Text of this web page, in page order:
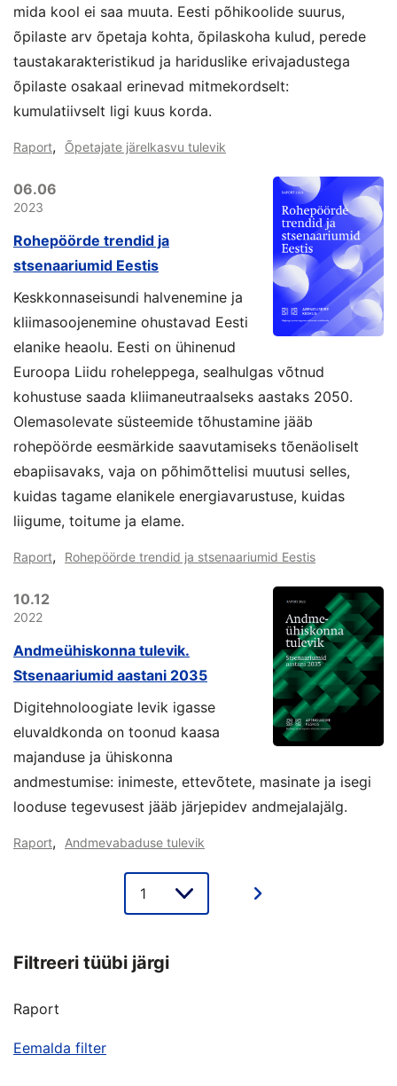
mida kool ei saa muuta. Eesti põhikoolide suurus,
õpilaste arv õpetaja kohta, õpilaskoha kulud, perede
taustakarakteristikud ja hariduslike erivajadustega
õpilaste osakaal erinevad mitmekordselt:
kumulatiivselt ligi kuus korda.
Raport, Õpetajate järelkasvu tulevik
06.06
2023
Rohepöörde trendid ja
stsenaariumid Eestis
Keskkonnaseisundi halvenemine ja
kliimasoojenemine ohustavad Eesti
elanike heaolu. Eesti on ühinenud
Euroopa Liidu roheleppega, sealhulgas võtnud
kohustuse saada kliimaneutraalseks aastaks 2050.
Olemasolevate süsteemide tõhustamine jääb
rohepöörde eesmärkide saavutamiseks tõenäoliselt
ebapiisavaks, vaja on põhimõttelisi muutusi selles,
kuidas tagame elanikele energiavarustuse, kuidas
liigume, toitume ja elame.
Raport, Rohepöörde trendid ja stsenaariumid Eestis
10.12
2022
Andmeühiskonna tulevik.
Stsenaariumid aastani 2035
Digitehnoloogiate levik igasse
eluvaldkonda on toonud kaasa
majanduse ja ühiskonna
andmestumise: inimeste, ettevõtete, masinate ja isegi
looduse tegevusest jääb järjepidev andmejalajälg.
Raport, Andmevabaduse tulevik
valik
Filtreeri tüübi järgi
Raport
Eemalda filter